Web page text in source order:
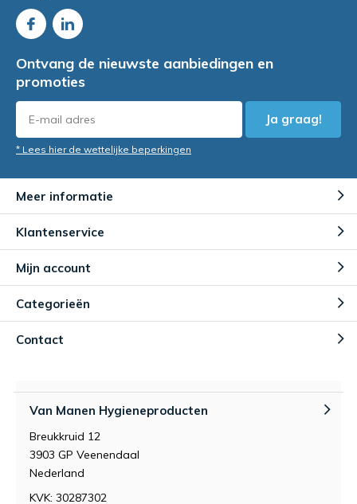
Ontvang de nieuwste aanbiedingen en
promoties
Ja graag!
* Lees hier de wettelijke beperkingen
Meer informatie
Klantenservice
Mijn account
Categorieën
Contact
Van Manen Hygieneproducten
Breukkruid 12
3903 GP Veenendaal
Nederland
KVK: 30287302